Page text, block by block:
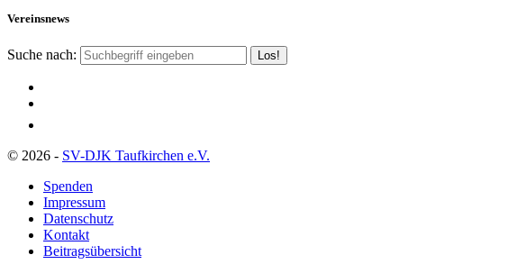
Vereinsnews
Suche nach:
© 2026 - SV-DJK Taufkirchen e.V.
Spenden
Impressum
Datenschutz
Kontakt
Beitragsübersicht